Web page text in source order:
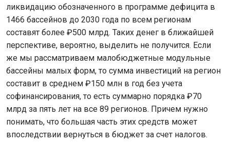
ликвидацию обозначенного в программе дефицита в
1466 бассейнов до 2030 года по всем регионам
составят более ₽500 млрд. Таких денег в ближайшей
перспективе, вероятно, выделить не получится. Если
же мы рассматриваем малобюджетные модульные
бассейны малых форм, то сумма инвестиций на регион
составит в среднем ₽150 млн в год без учета
софинансирования, то есть суммарно порядка ₽70
млрд за пять лет на все 89 регионов. Причем нужно
понимать, что большая часть этих средств может
впоследствии вернуться в бюджет за счет налогов.